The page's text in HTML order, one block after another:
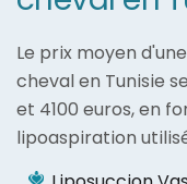
Le prix moyen
cheval en Tunisie
et 4100 euros, en
lipoaspiration